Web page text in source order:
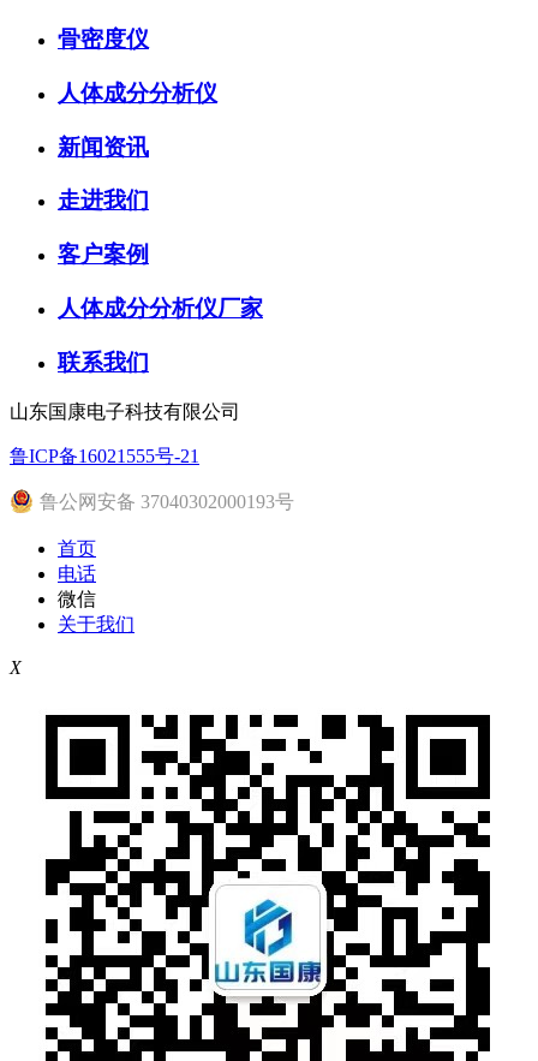
骨密度仪
人体成分分析仪
新闻资讯
走进我们
客户案例
人体成分分析仪厂家
联系我们
山东国康电子科技有限公司
鲁ICP备16021555号-21
鲁公网安备 37040302000193号
首页
电话
微信
关于我们
X